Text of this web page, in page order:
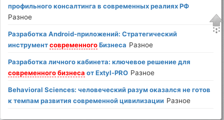
профильного консалтинга в современных реалиях РФ
Разное
Разработка Android-приложений: Стратегический
инструментсовременногоБизнеса Разное
Разработка личного кабинета: ключевое решение для
современного бизнеса от Extyl-PRO Разное
Behavioral Sciences: человеческий разум оказался не готов
к темпам развития современной цивилизации Разное